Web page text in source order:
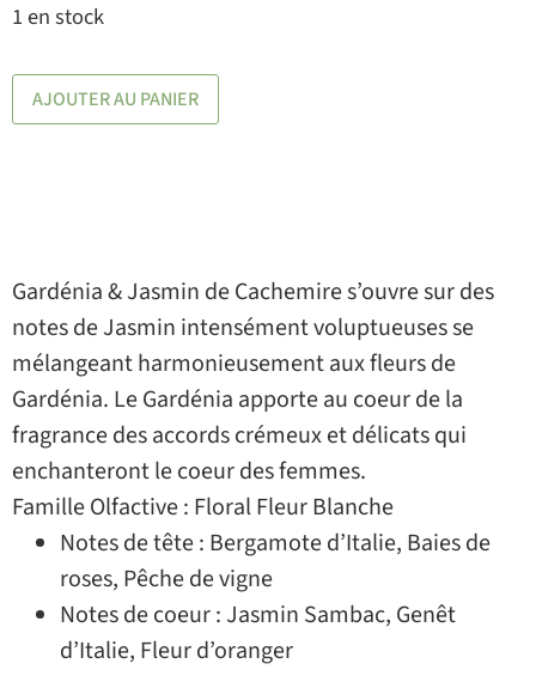
1 en stock
AJOUTER AU PANIER
Gardénia & Jasmin de Cachemire s’ouvre sur des
notes de Jasmin intensément voluptueuses se
mélangeant harmonieusement aux fleurs de
Gardénia. Le Gardénia apporte au coeur de la
fragrance des accords crémeux et délicats qui
enchanteront le coeur des femmes.
Famille Olfactive : Floral Fleur Blanche
Notes de tête : Bergamote d’Italie, Baies de
roses, Pêche de vigne
Notes de coeur : Jasmin Sambac, Genêt
d’Italie, Fleur d’oranger